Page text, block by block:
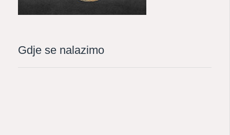
Gdje se nalazimo